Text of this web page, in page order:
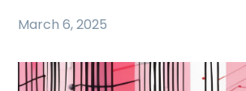
March 6, 2025